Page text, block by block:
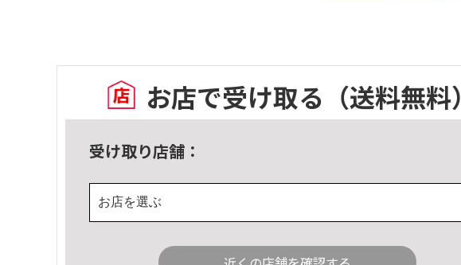
お店で受け取る （送料無料）
受け取り店舗：
お店を選ぶ